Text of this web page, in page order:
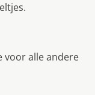
voor alle andere